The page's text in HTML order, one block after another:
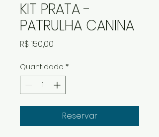
KIT PRATA -
PATRULHA CANINA
R$ 150,00
Quantidade *
Reservar